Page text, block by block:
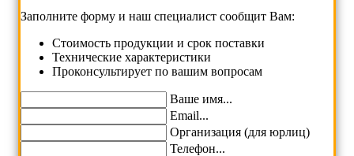
Заполните форму и наш специалист сообщит Вам:
Cтоимость продукции и срок поставки
Технические характеристики
Проконсультирует по вашим вопросам
Ваше имя...
Email...
Организация (для юрлиц)
Телефон...